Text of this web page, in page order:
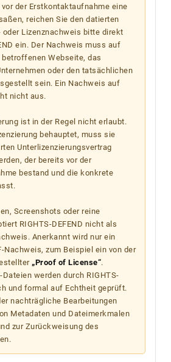
der Erstkontaktaufnahme eine
reichen Sie den datierten
oder Lizenznachweis bitte direkt
ein. Der Nachweis muss auf
betroffenen Webseite, das
oder den tatsächlichen
sein. Ein Nachweis auf
nicht aus.
ist in der Regel nicht erlaubt.
behauptet, muss sie
Unterlizenzierungsvertrag
der bereits vor der
bestand und die konkrete
Screenshots oder reine
RIGHTS-DEFEND nicht als
Anerkannt wird nur ein
Nachweis, zum Beispiel ein von der
„Proof of License“.
Dateien werden durch RIGHTS-
und formal auf Echtheit geprüft.
nachträgliche Bearbeitungen
Metadaten und Dateimerkmalen
zur Zurückweisung des